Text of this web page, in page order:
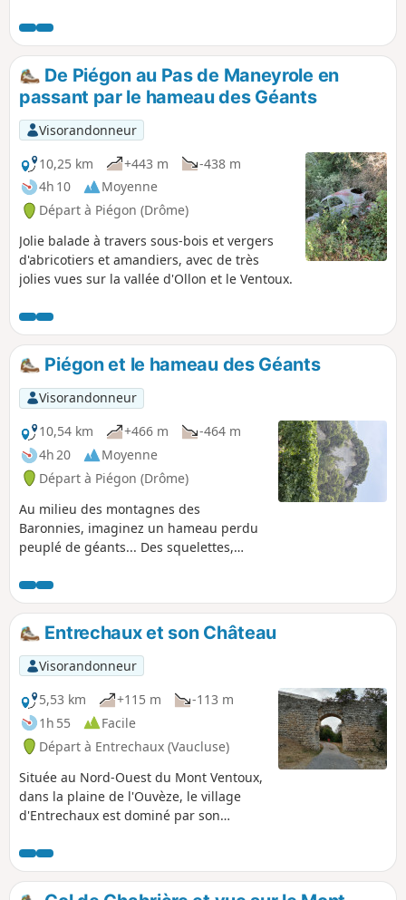
environnantes du Toulourenc et de l'Ouvèze sont offerts. La
face Nord du Mont Ventoux ainsi que les massifs des
Barronnies Provençales sont présents tout au long du tracé.
De Piégon au Pas de Maneyrole en
passant par le hameau des Géants
Visorandonneur
10,25 km
+443 m
-438 m
4h 10
Moyenne
Départ à Piégon (Drôme)
Jolie balade à travers sous-bois et vergers
d'abricotiers et amandiers, avec de très
jolies vues sur la vallée d'Ollon et le Ventoux.
Piégon et le hameau des Géants
Visorandonneur
10,54 km
+466 m
-464 m
4h 20
Moyenne
Départ à Piégon (Drôme)
Au milieu des montagnes des
Baronnies, imaginez un hameau perdu
peuplé de géants... Des squelettes,
trouvés dans la crypte de la chapelle. Ils
sont à l'origine du nom du lieu-dit.
Entrechaux et son Château
Visorandonneur
5,53 km
+115 m
-113 m
1h 55
Facile
Départ à Entrechaux (Vaucluse)
Située au Nord-Ouest du Mont Ventoux,
dans la plaine de l'Ouvèze, le village
d'Entrechaux est dominé par son
colline. Gravissons cette colline ! Le
point de vue du Château est
extraordinaire et il n'est pas là par